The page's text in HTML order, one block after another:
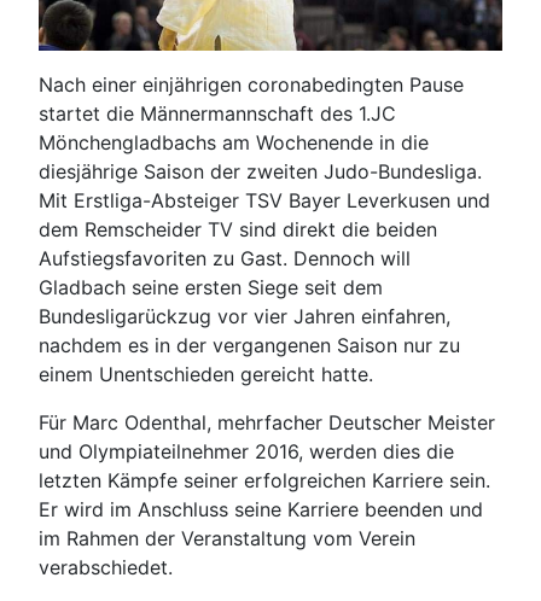
Nach einer einjährigen coronabedingten Pause
startet die Männermannschaft des 1.JC
Mönchengladbachs am Wochenende in die
diesjährige Saison der zweiten Judo-Bundesliga.
Mit Erstliga-Absteiger TSV Bayer Leverkusen und
dem Remscheider TV sind direkt die beiden
Aufstiegsfavoriten zu Gast. Dennoch will
Gladbach seine ersten Siege seit dem
Bundesligarückzug vor vier Jahren einfahren,
nachdem es in der vergangenen Saison nur zu
einem Unentschieden gereicht hatte.
Für Marc Odenthal, mehrfacher Deutscher Meister
und Olympiateilnehmer 2016, werden dies die
letzten Kämpfe seiner erfolgreichen Karriere sein.
Er wird im Anschluss seine Karriere beenden und
im Rahmen der Veranstaltung vom Verein
verabschiedet.